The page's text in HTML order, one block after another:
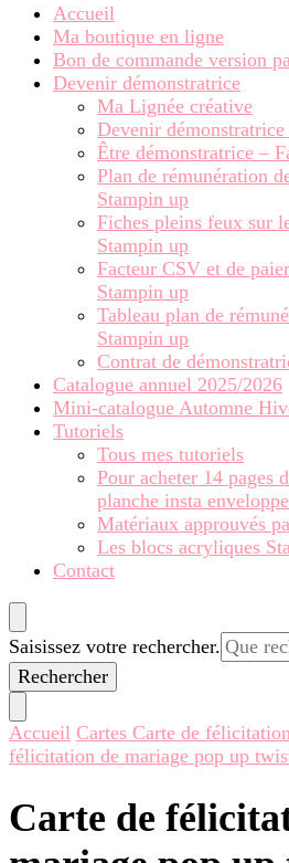
Accueil
Ma boutique en ligne
Bon de commande version
Devenir démonstratrice
Ma Lignée créative
Devenir
Être démonstratrice –
Plan de rémunération
Stampin up
Fiches pleins feux sur
Stampin up
Facteur CSV et de
Stampin up
Tableau plan de
Stampin up
Contrat de
Catalogue annuel 2025/2026
Mini-catalogue Automne
Tutoriels
Tous mes tutoriels
Pour acheter 14 pages
planche insta enveloppe
Matériaux approuvés
Les blocs acryliques
Contact
Vous
recherchiez
quelque
Saisissez votre rechercher.
Accueil Cartes Carte de
félicitation de mariage pop up
Carte de